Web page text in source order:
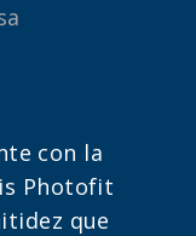
con la
Photofit
que